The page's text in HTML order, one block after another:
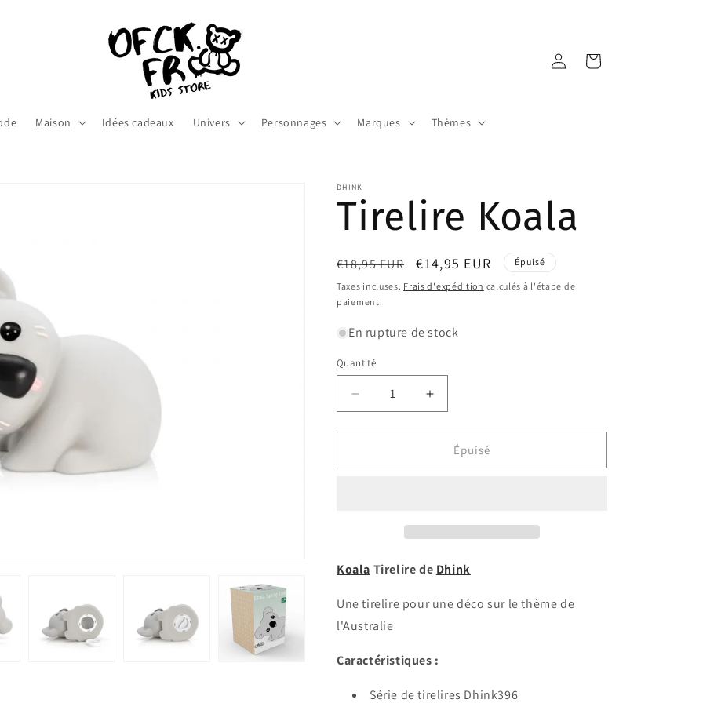
Maison Idées cadeaux Univers Personnages Marques Thèmes
Connexion Panier
DHINK
Tirelire Koala
Prix
habituel
€18,95 EUR
Prix
promotionnel
€14,95 EUR Épuisé
Taxes incluses. Frais d'expédition calculés à l'étape de
paiement.
En rupture de stock
Quantité
Quantité
Réduire
la
quantité
Tirelire
Augmenter
la
quantité
Tirelire
Épuisé
Koala Tirelire de Dhink
Une tirelire pour une déco sur le thème de
l'Australie
Caractéristiques :
Série de tirelires Dhink396